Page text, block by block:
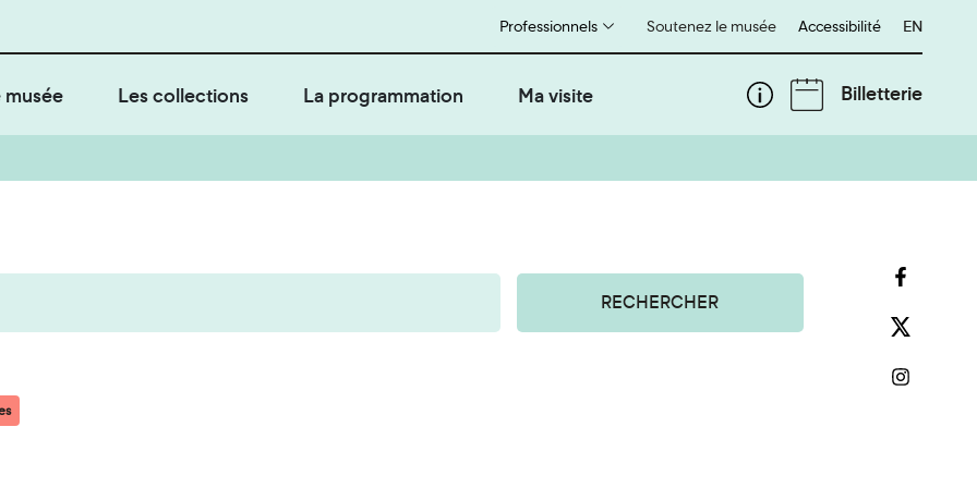
Soutenez le musée
Professionnels Accessibilité English
EN
musée Les collections La programmation Ma visite Billetterie
RECHERCHER